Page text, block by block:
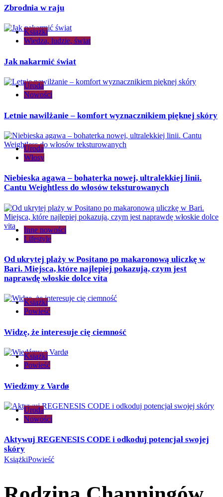
Zbrodnia w raju
Książki
Wiedza, ludzie, świat
Jak nakarmić świat
Uroda
Nowości
Letnie nawilżanie – komfort wyznacznikiem pięknej skóry
Uroda
Włosy
Niebieska agawa – bohaterka nowej, ultralekkiej linii.
Cantu Weightless do włosów teksturowanych
Inne nowości
Lifestyle
Od ukrytej plaży w Positano po makaronową uliczkę w
Bari. Miejsca, które najlepiej pokazują, czym jest
naprawdę włoskie dolce vita
Książki
Powieść
Widzę, że interesuje cię ciemność
Książki
Powieść
Wiedźmy z Vardø
Uroda
Nowości
Aktywuj REGENESIS CODE i odkoduj potencjał swojej
skóry
KsiążkiPowieść